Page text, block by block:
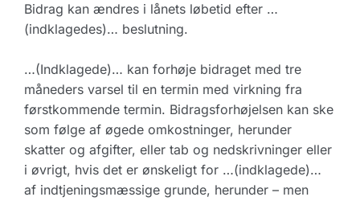
Bidrag kan ændres i lånets løbetid efter …
(indklagedes)… beslutning.
…(Indklagede)… kan forhøje bidraget med tre
måneders varsel til en termin med virkning fra
førstkommende termin. Bidragsforhøjelsen kan ske
som følge af øgede omkostninger, herunder
skatter og afgifter, eller tab og nedskrivninger eller
i øvrigt, hvis det er ønskeligt for …(indklagede)…
af indtjeningsmæssige grunde, herunder – men